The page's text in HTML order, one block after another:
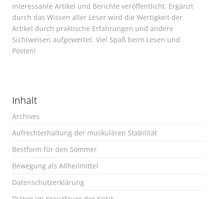
interessante Artikel und Berichte veröffentlicht. Ergänzt
durch das Wissen aller Leser wird die Wertigkeit der
Artikel durch praktische Erfahrungen und andere
Sichtweisen aufgewertet. Viel Spaß beim Lesen und
Posten!
Inhalt
Archives
Aufrechterhaltung der muskulären Stabilität
Bestform für den Sommer
Bewegung als Allheilmittel
Datenschutzerklärung